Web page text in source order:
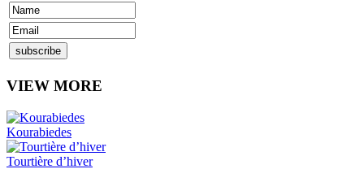
VIEW MORE
Kourabiedes
Tourtière d’hiver